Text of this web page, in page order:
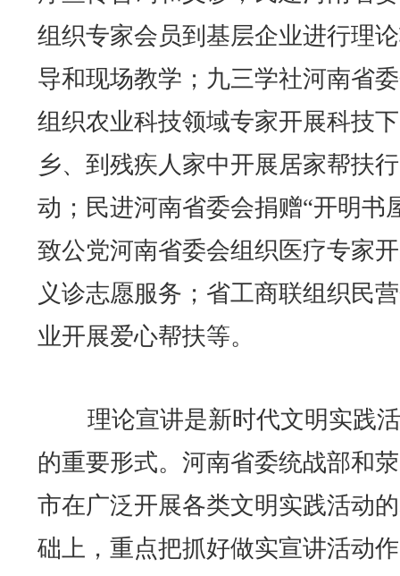
组织专家会员到基层企业进行理
导和现场教学；九三学社河南省
组织农业科技领域专家开展科技下
乡、到残疾人家中开展居家帮扶行
动；民进河南省委会捐赠“开明书
致公党河南省委会组织医疗专家
义诊志愿服务；省工商联组织民
业开展爱心帮扶等。
理论宣讲是新时代文明实践
的重要形式。河南省委统战部和
市在广泛开展各类文明实践活动
础上，重点把抓好做实宣讲活动